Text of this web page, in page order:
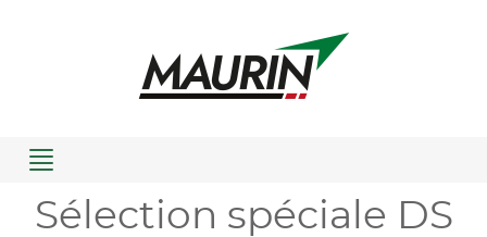
Menu
Sélection spéciale DS